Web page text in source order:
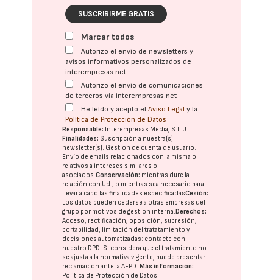
SUSCRIBIRME GRATIS
Marcar todos
Autorizo el envío de newsletters y
avisos informativos personalizados de
interempresas.net
Autorizo el envío de comunicaciones
de terceros vía interempresas.net
He leído y acepto elAviso Legal y la
Política de Protección de Datos
Responsable: Interempresas Media, S.L.U.
Finalidades: Suscripción a nuestra(s)
newsletter(s). Gestión de cuenta de usuario.
Envío de emails relacionados con la misma o
relativos a intereses similares o
asociados.Conservación: mientras dure la
relación con Ud., o mientras sea necesario para
llevar a cabo las finalidades especificadasCesión:
Los datos pueden cederse a otras empresas del
grupo por motivos de gestión interna.Derechos:
Acceso, rectificación, oposición, supresión,
portabilidad, limitación del tratatamiento y
decisiones automatizadas: contacte con
nuestro DPD. Si considera que el tratamiento no
se ajusta a la normativa vigente, puede presentar
reclamación ante laAEPD.Más información:
Política de Protección de Datos